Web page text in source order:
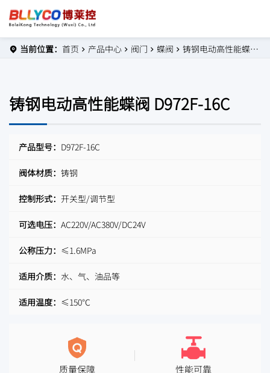
当前位置： 首页 产品中心 阀门 蝶阀 铸钢电动高性能蝶阀 D972F-16C
铸钢电动高性能蝶阀 D972F-16C
产品型号： D972F-16C
阀体材质： 铸钢
控制形式： 开关型/调节型
可选电压： AC220V/AC380V/DC24V
公称压力： ≤1.6MPa
适用介质： 水、气、油品等
适用温度： ≤150℃
质量保障 性能可靠